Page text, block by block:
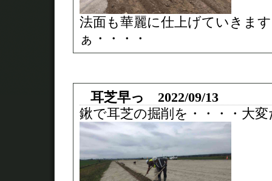
法面も華麗に仕上げていきま
ぁ・・・・
耳芝早っ 2022/09/13
鍬で耳芝の掘削を・・・・大